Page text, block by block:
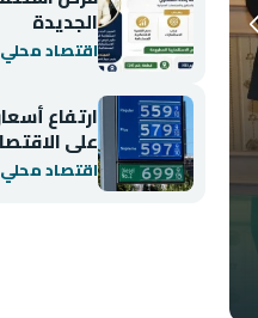
اقتصاد محلي
الجديدة
اقتصاد محلي
ارتفاع
على
اقتصاد محلي